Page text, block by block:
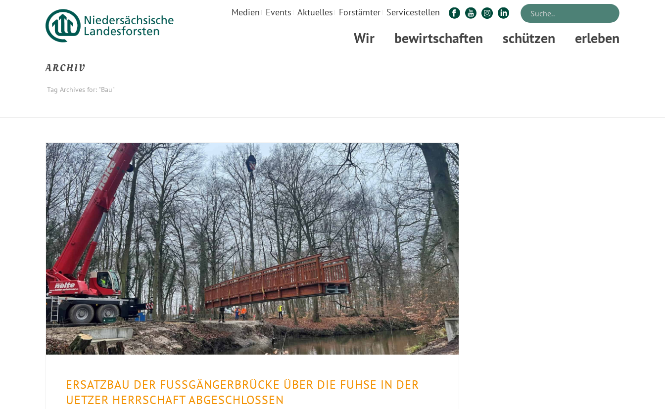
Medien Events Aktuelles Forstämter Servicestellen
Wir bewirtschaften schützen erleben
ARCHIV
Tag Archives for: "Bau"
ERSATZBAU DER FUSSGÄNGERBRÜCKE ÜBER DIE FUHSE IN DER U
ETZER HERRSCHAFT ABGESCHLOSSEN